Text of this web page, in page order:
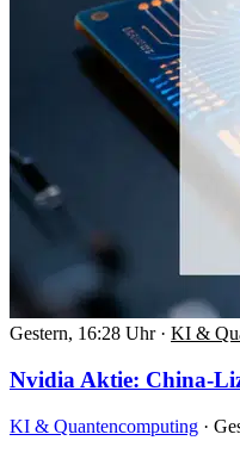
Gestern, 16:28 Uhr · KI &
Nvidia Aktie: China-
KI & Quantencomputing ·